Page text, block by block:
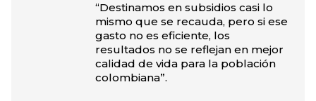
“Destinamos en subsidios casi lo
mismo que se recauda, pero si ese
gasto no es eficiente, los
resultados no se reflejan en mejor
calidad de vida para la población
colombiana”.